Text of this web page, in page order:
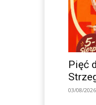
Pięć
03/08/2026